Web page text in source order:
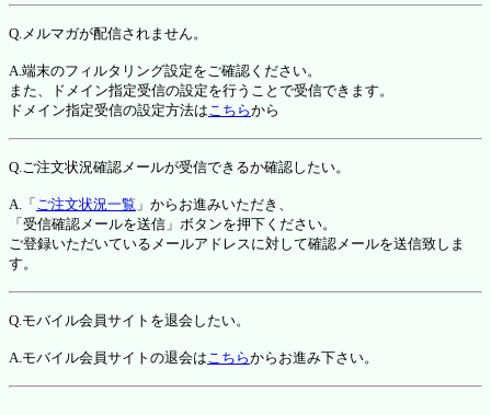
Q.メルマガが配信されません。
A.端末のフィルタリング設定をご確認ください。
また、ドメイン指定受信の設定を行うことで受信できます。
ドメイン指定受信の設定方法はこちらから
Q.ご注文状況確認メールが受信できるか確認したい。
A.「 ご注文状況一覧 」からお進みいただき、
「受信確認メールを送信」ボタンを押下ください。
ご登録いただいているメールアドレスに対して確認メールを送信致しま
す。
Q.モバイル会員サイトを退会したい。
A.モバイル会員サイトの退会はこちらからお進み下さい。